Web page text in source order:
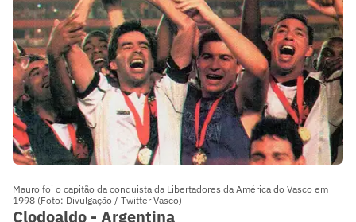
Mauro foi o capitão da conquista da Libertadores da América do Vasco em
1998 (Foto: Divulgação / Twitter Vasco)
Clodoaldo - Argentina